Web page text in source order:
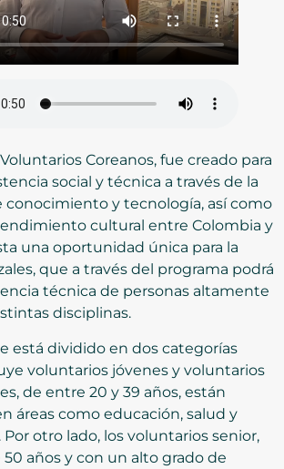
Coreanos, fue creado para
social y técnica a través de la
conocimiento y tecnología, así como
cultural entre Colombia y
una oportunidad única para la
que a través del programa podrá
técnica de personas altamente
disciplinas.
está dividido en dos categorías
voluntarios jóvenes y voluntarios
de entre 20 y 39 años, están
áreas como educación, salud y
Por otro lado, los voluntarios senior,
años y con un alto grado de